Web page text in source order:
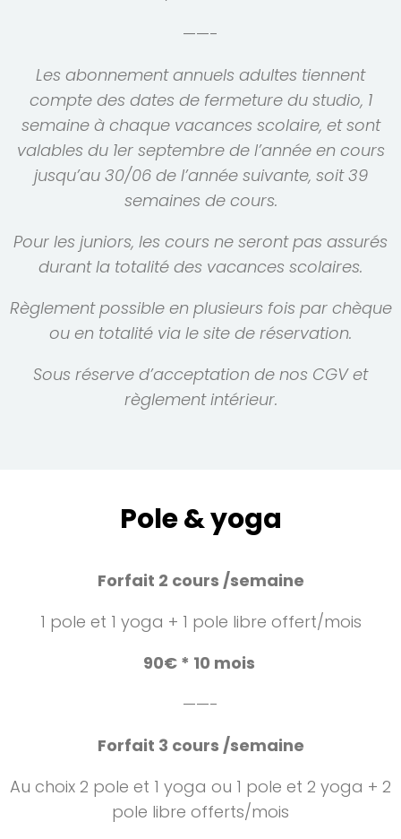
——-
Les abonnement annuels adultes tiennent
compte des dates de fermeture du studio, 1
semaine à chaque vacances scolaire, et sont
valables du 1er septembre de l’année en cours
jusqu’au 30/06 de l’année suivante, soit 39
semaines de cours.
Pour les juniors, les cours ne seront pas assurés
durant la totalité des vacances scolaires.
Règlement possible en plusieurs fois par chèque
ou en totalité via le site de réservation.
Sous réserve d’acceptation de nos CGV et
règlement intérieur.
Pole & yoga
Forfait 2 cours /semaine
1 pole et 1 yoga + 1 pole libre offert/mois
90€ * 10 mois
——-
Forfait 3 cours /semaine
Au choix 2 pole et 1 yoga ou 1 pole et 2 yoga + 2
pole libre offerts/mois